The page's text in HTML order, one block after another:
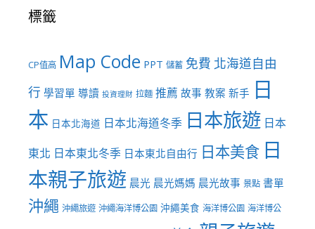
標籤
CP值高 Map Code PPT 儲蓄 免費 北海道自由
行 學習單 導讀 投資理財 拉麵 推薦 故事 教案 新手 日
本 日本北海道 日本北海道冬季 日本旅遊 日本
東北 日本東北冬季 日本東北自由行 日本美食 日
本親子旅遊 晨光 晨光媽媽 晨光故事 景點 書單
沖繩 沖繩旅遊 沖繩海洋博公園 沖繩美食 海洋博公園 海洋博公